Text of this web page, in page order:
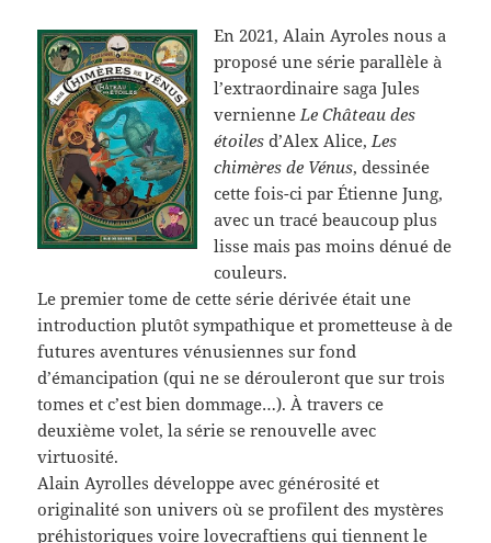
En 2021, Alain Ayroles nous a
proposé une série parallèle à
l’extraordinaire saga Jules
vernienne Le Château des
étoilesd’Alex Alice, Les
chimères de Vénus, dessinée
cette fois-ci par Étienne Jung,
avec un tracé beaucoup plus
lisse mais pas moins dénué de
couleurs.
Le premier tome de cette série dérivée était une
introduction plutôt sympathique et prometteuse à de
futures aventures vénusiennes sur fond
d’émancipation (qui ne se dérouleront que sur trois
tomes et c’est bien dommage…). À travers ce
deuxième volet, la série se renouvelle avec
virtuosité.
Alain Ayrolles développe avec générosité et
originalité son univers où se profilent des mystères
préhistoriques voire lovecraftiens qui tiennent le